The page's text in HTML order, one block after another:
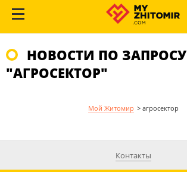
НОВОСТИ ПО ЗАПРОСУ
"АГРОСЕКТОР"
Мой Житомир > агросектор
Контакты